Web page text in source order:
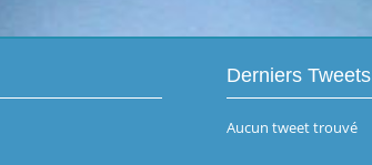
Derniers Tweets
Aucun tweet trouvé